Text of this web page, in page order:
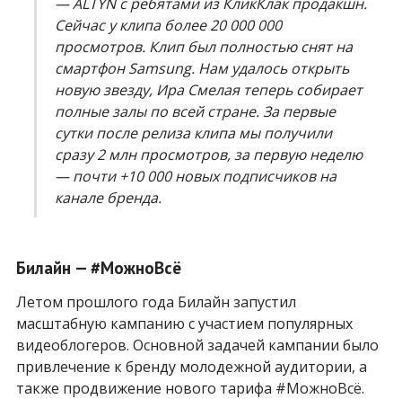
Сейчас у клипа более 20 000 000
просмотров. Клип был полностью снят на
смартфон Samsung. Нам удалось открыть
новую звезду, Ира Смелая теперь собирает
полные залы по всей стране. За первые
сутки после релиза клипа мы получили
сразу 2 млн просмотров, за первую неделю
— почти +10 000 новых подписчиков на
канале бренда.
Билайн — #МожноВсё
Летом прошлого года Билайн запустил
масштабную кампанию с участием популярных
видеоблогеров. Основной задачей кампании было
привлечение к бренду молодежной аудитории, а
также продвижение нового тарифа #МожноВсё.